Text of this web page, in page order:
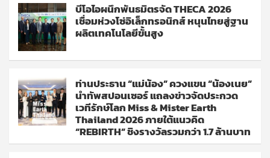
บีโอไอผนึกพันธมิตรจัด THECA 2026
เชื่อมห่วงโซ่อิเล็กทรอนิกส์ หนุนไทยสู่ฐาน
ผลิตเทคโนโลยีขั้นสูง
ท่านประธาน “แม่น้อง” ควงแขน “น้องเนย”
นำทัพสปอนเซอร์ แถลงข่าวจัดประกวด
เวทีรักษ์โลก Miss & Mister Earth
Thailand 2026 ภายใต้แนวคิด
“REBIRTH” ชิงรางวัลรวมกว่า 1.7 ล้านบาท